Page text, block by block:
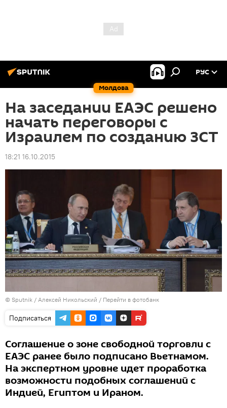
Молдова
РУС
На заседании ЕАЭС решено
начать переговоры с
Израилем по созданию ЗСТ
18:21 16.10.2015
© Sputnik / Алексей Никольский / Перейти в фотобанк
Подписаться
Соглашение о зоне свободной торговли с
ЕАЭС ранее было подписано Вьетнамом.
На экспертном уровне идет проработка
возможности подобных соглашений с
Индией, Египтом и Ираном.